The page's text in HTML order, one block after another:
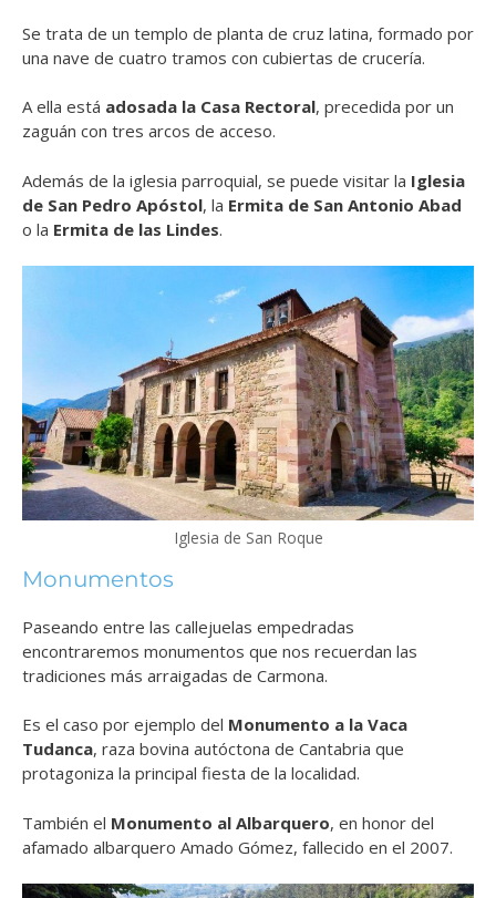
Se trata de un templo de planta de cruz latina, formado por
una nave de cuatro tramos con cubiertas de crucería.
A ella está adosada la Casa Rectoral, precedida por un
zaguán con tres arcos de acceso.
Además de la iglesia parroquial, se puede visitar la Iglesia
de San Pedro Apóstol, la Ermita de San Antonio Abad
o la Ermita de las Lindes.
Iglesia de San Roque
Monumentos
Paseando entre las callejuelas empedradas
encontraremos monumentos que nos recuerdan las
tradiciones más arraigadas de Carmona.
Es el caso por ejemplo del Monumento a la Vaca
Tudanca, raza bovina autóctona de Cantabria que
protagoniza la principal fiesta de la localidad.
También el Monumento al Albarquero, en honor del
afamado albarquero Amado Gómez, fallecido en el 2007.